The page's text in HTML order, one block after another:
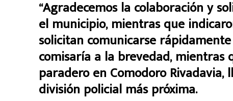
“Agradecemos la colaboración y
el municipio, mientras que
solicitan comunicarse
comisaría a la brevedad, mientras
paradero en Comodoro Rivadavia,
división policial más próxima.